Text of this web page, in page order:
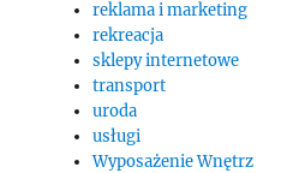
reklama i marketing
rekreacja
sklepy internetowe
transport
uroda
usługi
Wyposażenie Wnętrz